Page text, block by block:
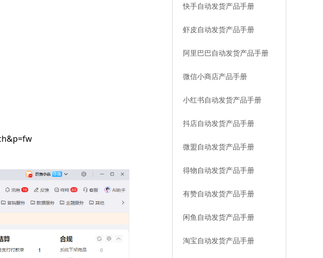
快手自动发货产品手册
虾皮自动发货产品手册
阿里巴巴自动发货产品手册
微信小商店产品手册
小红书自动发货产品手册
抖店自动发货产品手册
微盟自动发货产品手册
得物自动发货产品手册
有赞自动发货产品手册
闲鱼自动发货产品手册
淘宝自动发货产品手册